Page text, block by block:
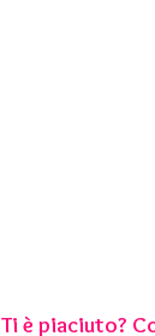
Ti è piaciuto?